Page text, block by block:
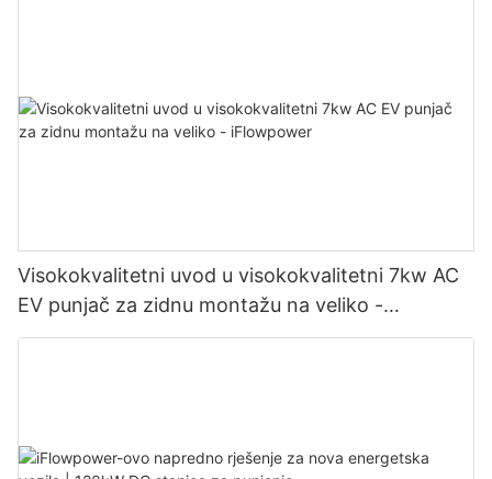
Visokokvalitetni uvod u visokokvalitetni 7kw AC
EV punjač za zidnu montažu na veliko -
iFlowpower